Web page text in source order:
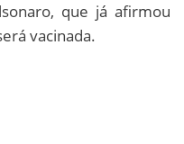
que já afirmou
vacinada.